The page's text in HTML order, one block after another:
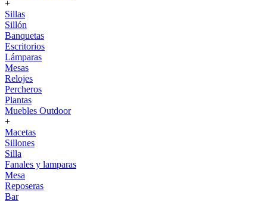
+
Sillas
Sillón
Banquetas
Escritorios
Lámparas
Mesas
Relojes
Percheros
Plantas
Muebles Outdoor
+
Macetas
Sillones
Silla
Fanales y lamparas
Mesa
Reposeras
Bar